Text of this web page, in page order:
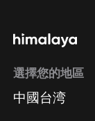
選擇您的地區
中國台湾